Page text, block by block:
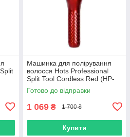
Машинка для полірування
волосся Hots Professional
Split Tool Cordless Red (HP-
RH6668-Rd)
Готово до відправки
1 069 ₴ 1 700 ₴
Купити